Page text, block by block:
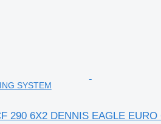
SYSTEM
290 6X2 DENNIS EAGLE